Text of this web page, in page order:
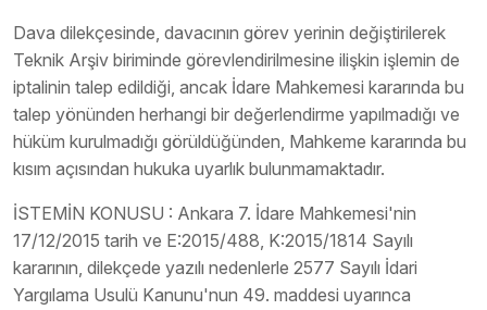
Dava dilekçesinde, davacının görev yerinin değiştirilerek
Teknik Arşiv biriminde görevlendirilmesine ilişkin işlemin de
iptalinin talep edildiği, ancak İdare Mahkemesi kararında bu
talep yönünden herhangi bir değerlendirme yapılmadığı ve
hüküm kurulmadığı görüldüğünden, Mahkeme kararında bu
kısım açısından hukuka uyarlık bulunmamaktadır.
İSTEMİN KONUSU : Ankara 7. İdare Mahkemesi'nin
17/12/2015 tarih ve E:2015/488, K:2015/1814 Sayılı
kararının, dilekçede yazılı nedenlerle 2577 Sayılı İdari
Yargılama Usulü Kanunu'nun 49. maddesi uyarınca